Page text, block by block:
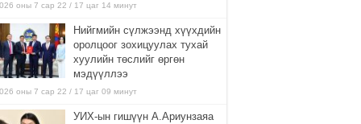
оны 7 сар 22 / 17 цаг 14 минут
Нийгмийн сүлжээнд хүүхдийн
оролцоог зохицуулах тухай
хуулийн төслийг өргөн
мэдүүллээ
оны 7 сар 22 / 17 цаг 09 минут
УИХ-ын гишүүн А.Ариунзаяа